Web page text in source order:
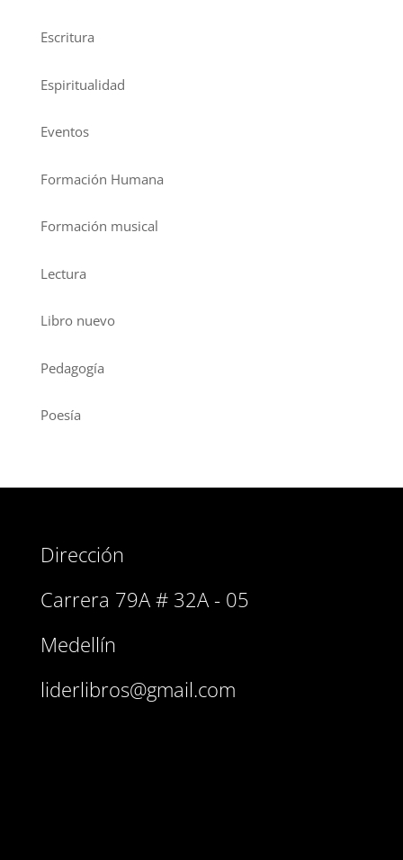
Escritura
Espiritualidad
Eventos
Formación Humana
Formación musical
Lectura
Libro nuevo
Pedagogía
Poesía
Dirección
Carrera 79A # 32A - 05
Medellín
liderlibros@gmail.com